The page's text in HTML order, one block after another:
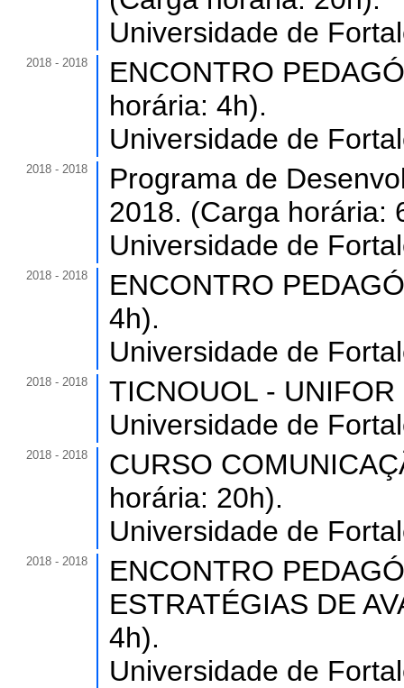
Universidade de
2018 - 2018
ENCONTRO
horária: 4h).
Universidade de
2018 - 2018
Programa de
2018. (Carga horária:
Universidade de
2018 - 2018
ENCONTRO
4h).
Universidade de
2018 - 2018
TICNOUOL -
Universidade de
2018 - 2018
CURSO
horária: 20h).
Universidade de
2018 - 2018
ENCONTRO
ESTRATÉGIAS DE
4h).
Universidade de